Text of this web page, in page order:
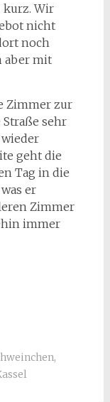
kurz. Wir
nicht
noch
aber mit
Zimmer zur
sehr
geht die
Tag in die
er
Zimmer
immer
,